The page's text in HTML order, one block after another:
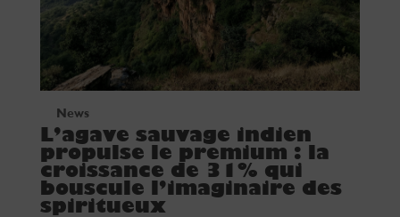
News
L’agave sauvage indien
propulse le premium : la
croissance de 31% qui
bouscule l’imaginaire des
spiritueux